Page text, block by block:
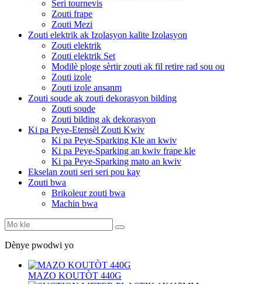
Seri tournevis
Zouti frape
Zouti Mezi
Zouti elektrik ak Izolasyon kalite Izolasyon
Zouti elektrik
Zouti elektrik Set
Modilè ploge sèrtir zouti ak fil retire rad sou ou
Zouti izole
Zouti izole ansanm
Zouti soude ak zouti dekorasyon bilding
Zouti soude
Zouti bilding ak dekorasyon
Ki pa Peye-Etensèl Zouti Kwiv
Ki pa Peye-Sparking Kle an kwiv
Ki pa Peye-Sparking an kwiv frape kle
Ki pa Peye-Sparking mato an kwiv
Ekselan zouti seri seri pou kay
Zouti bwa
Brikoleur zouti bwa
Machin bwa
Dènye pwodwi yo
MAZO KOUTÒT 440G